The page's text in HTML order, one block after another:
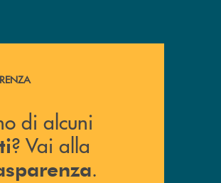
documenti ? Vai alla pagina
di alcuni
? Vai alla
.